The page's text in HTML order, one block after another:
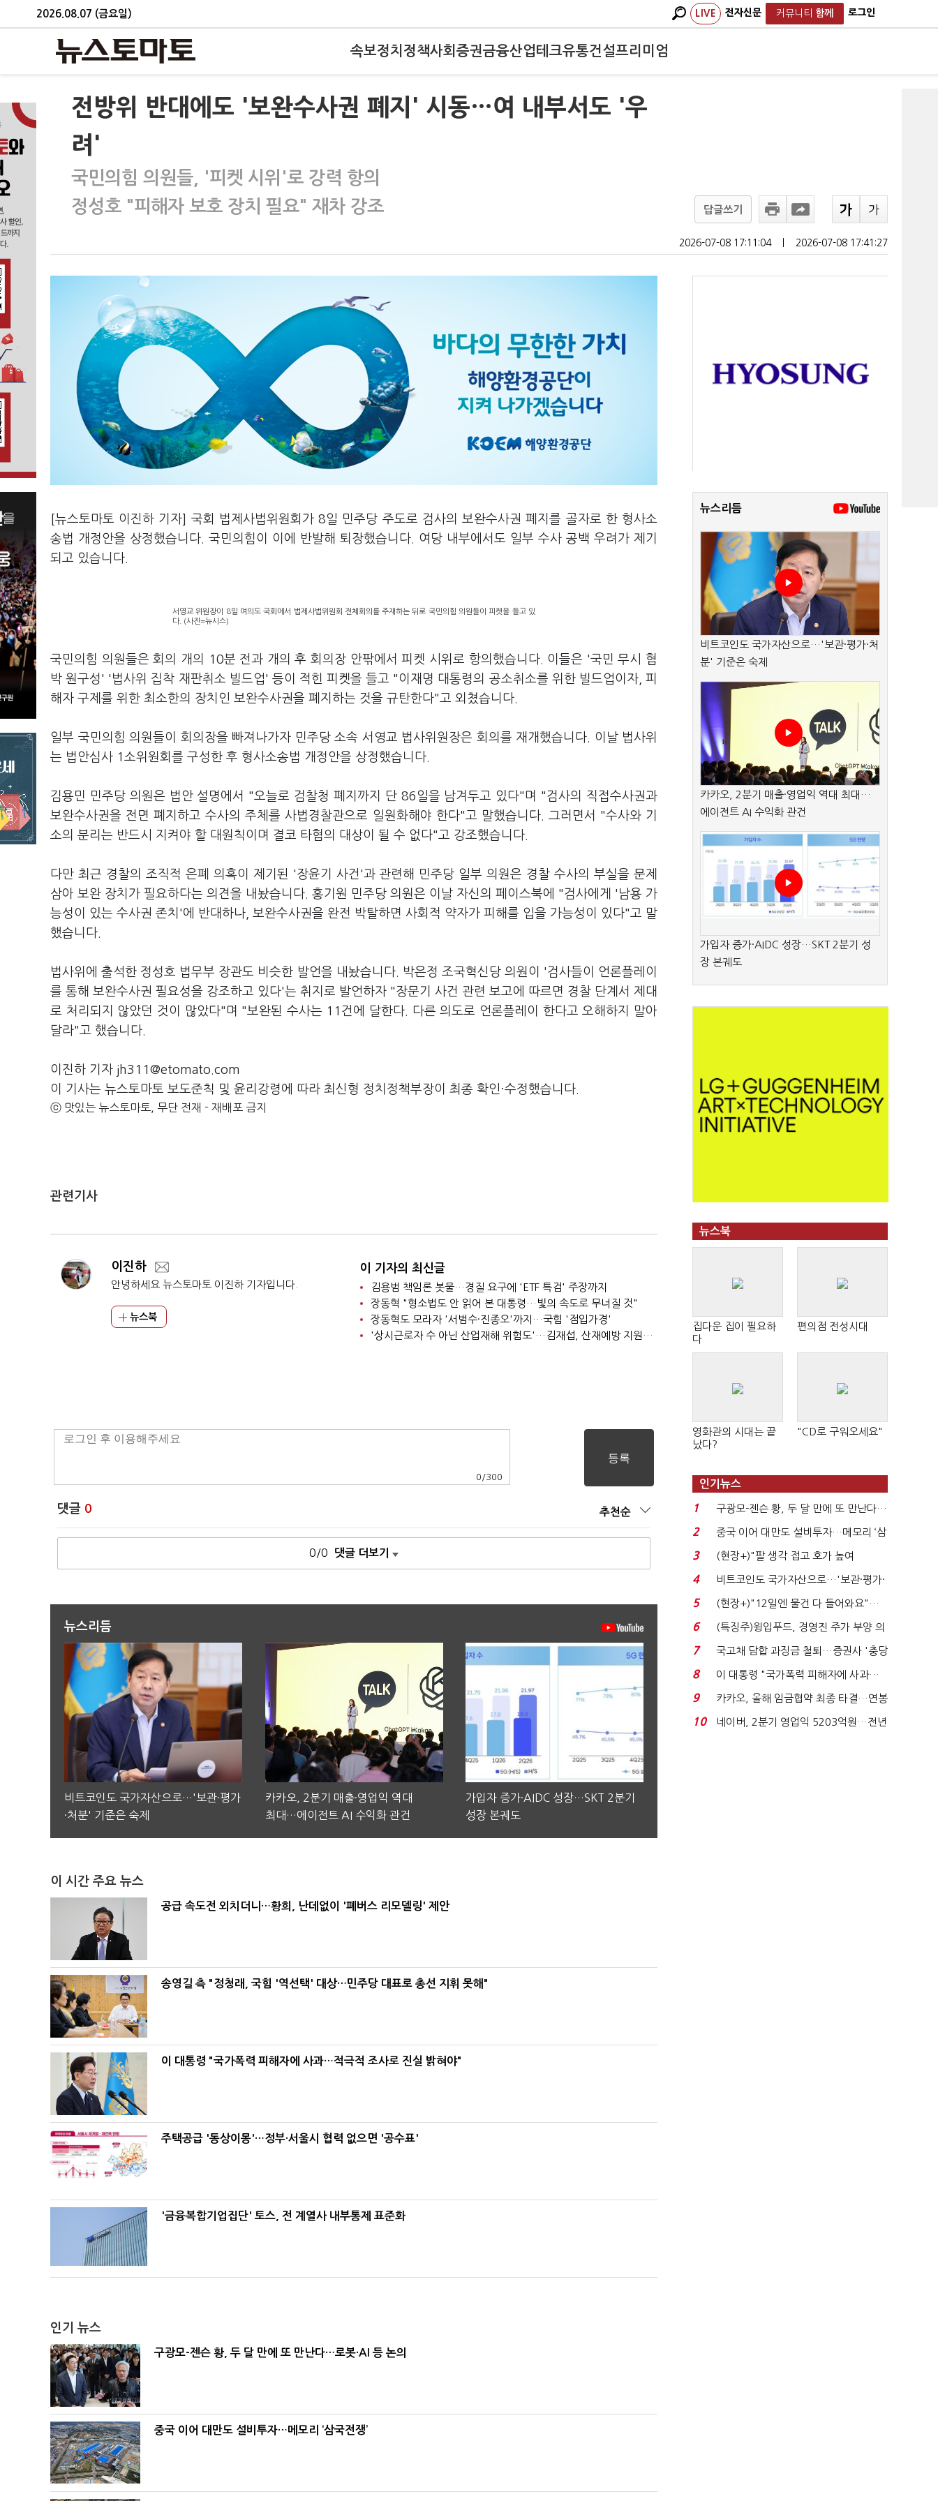
2026.08.07 (금요일) LIVE 전자신문 커뮤니티 함께 로그인
속보정치 정책사회 증권금융산업테크유통건설프리미엄
전방위 반대에도 '보완수사권 폐지' 시동…여 내부서도 '우
려'
국민의힘 의원들, '피켓 시위'로 강력 항의
정성호 "피해자 보호 장치 필요" 재차 강조
답글쓰기
2026-07-08 17:11:04 2026-07-08 17:41:27
[뉴스토마토 이진하 기자] 국회 법제사법위원회가 8일 민주당 주도로 검사의 보완수사권 폐지를 골자로 한 형사소
송법 개정안을 상정했습니다. 국민의힘이 이에 반발해 퇴장했습니다. 여당 내부에서도 일부 수사 공백 우려가 제기
되고 있습니다.
서영교 위원장이 8일 여의도 국회에서 법제사법위원회 전체회의를 주재하는 뒤로 국민의힘 의원들이 피켓을 들고 있
다. (사진=뉴시스)
국민의힘 의원들은 회의 개의 10분 전과 개의 후 회의장 안팎에서 피켓 시위로 항의했습니다. 이들은 '국민 무시 협
박 원구성' '법사위 집착 재판취소 빌드업' 등이 적힌 피켓을 들고 "이재명 대통령의 공소취소를 위한 빌드업이자, 피
해자 구제를 위한 최소한의 장치인 보완수사권을 폐지하는 것을 규탄한다"고 외쳤습니다.
일부 국민의힘 의원들이 회의장을 빠져나가자 민주당 소속 서영교 법사위원장은 회의를 재개했습니다. 이날 법사위
는 법안심사 1소위원회를 구성한 후 형사소송법 개정안을 상정했습니다.
김용민 민주당 의원은 법안 설명에서 "오늘로 검찰청 폐지까지 단 86일을 남겨두고 있다"며 "검사의 직접수사권과
보완수사권을 전면 폐지하고 수사의 주체를 사법경찰관으로 일원화해야 한다"고 말했습니다. 그러면서 "수사와 기
소의 분리는 반드시 지켜야 할 대원칙이며 결코 타협의 대상이 될 수 없다"고 강조했습니다.
다만 최근 경찰의 조직적 은폐 의혹이 제기된 '장윤기 사건'과 관련해 민주당 일부 의원은 경찰 수사의 부실을 문제
삼아 보완 장치가 필요하다는 의견을 내놨습니다. 홍기원 민주당 의원은 이날 자신의 페이스북에 "검사에게 '남용 가
능성이 있는 수사권 존치'에 반대하나, 보완수사권을 완전 박탈하면 사회적 약자가 피해를 입을 가능성이 있다"고 말
했습니다.
법사위에 출석한 정성호 법무부 장관도 비슷한 발언을 내놨습니다. 박은정 조국혁신당 의원이 '검사들이 언론플레이
를 통해 보완수사권 필요성을 강조하고 있다'는 취지로 발언하자 "장문기 사건 관련 보고에 따르면 경찰 단계서 제대
로 처리되지 않았던 것이 많았다"며 "보완된 수사는 11건에 달한다. 다른 의도로 언론플레이 한다고 오해하지 말아
달라"고 했습니다.
이진하 기자 jh311@etomato.com
이 기사는 뉴스토마토 보도준칙 및 윤리강령에 따라 최신형 정치정책부장이 최종 확인·수정했습니다.
ⓒ 맛있는 뉴스토마토, 무단 전재 - 재배포 금지
관련기사
이진하
안녕하세요 뉴스토마토 이진하 기자입니다.
뉴스북
이 기자의 최신글
김용범 책임론 봇물…경질 요구에 'ETF 특검' 주장까지
장동혁 "형소법도 안 읽어 본 대통령…빛의 속도로 무너질 것"
장동혁도 모라자 '서범수·진종오'까지…국힘 '점입가경'
'상시근로자 수 아닌 산업재해 위험도'…김재섭, 산재예방 지원기준 손질
0 /300
댓글 0 추천순
0/0 댓글 더보기
뉴스리듬
비트코인도 국가자산으로…'보관·평가
·처분' 기준은 숙제
카카오, 2분기 매출·영업익 역대
최대…에이전트 AI 수익화 관건
가입자 증가·AIDC 성장…SKT 2분기
성장 본궤도
이 시간 주요 뉴스
공급 속도전 외치더니…황희, 난데없이 '폐버스 리모델링' 제안
송영길 측 "정청래, 국힘 '역선택' 대상…민주당 대표로 총선 지휘 못해"
이 대통령 "국가폭력 피해자에 사과…적극적 조사로 진실 밝혀야"
주택공급 '동상이몽'…정부·서울시 협력 없으면 '공수표'
'금융복합기업집단' 토스, 전 계열사 내부통제 표준화
인기 뉴스
구광모-젠슨 황, 두 달 만에 또 만난다…로봇·AI 등 논의
중국 이어 대만도 설비투자…메모리 ‘삼국전쟁’
뉴스리듬
비트코인도 국가자산으로…'보관·평가·처
분' 기준은 숙제
카카오, 2분기 매출·영업익 역대 최대…
에이전트 AI 수익화 관건
가입자 증가·AIDC 성장…SKT 2분기 성
장 본궤도
뉴스북
집다운 집이 필요하
다
편의점 전성시대
영화관의 시대는 끝
났다?
"CD로 구워오세요"
인기뉴스
1
구광모-젠슨 황, 두 달 만에 또 만난다…
로봇·AI 등 논...
2
중국 이어 대만도 설비투자…메모리 ‘삼
국전쟁’
3
(현장+)"팔 생각 접고 호가 높여
요"…'덜 똘똘한 한 채' 20...
4
비트코인도 국가자산으로…'보관·평가·
처분' 기준은 ...
5
(현장+)"12일엔 물건 다 들어와요"…
빈 매대 채우며 문 연 ...
6
(특징주)윙입푸드, 경영진 주가 부양 의
지에 상한가...
7
국고채 담합 과징금 철퇴…증권사 '충당
금 폭탄' 우려...
8
이 대통령 "국가폭력 피해자에 사과…
적극적 조사로 진...
9
카카오, 올해 임금협약 최종 타결…연봉
6.3% 인상·격려...
10
네이버, 2분기 영업익 5203억원…전년